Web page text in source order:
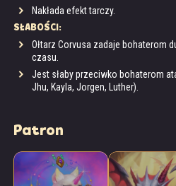
Nakłada efekt tarczy.
SŁABOŚCI:
Ołtarz Corvusa zadaje bohaterom
czasu.
Jest słaby przeciwko bohaterom
Jhu, Kayla, Jorgen, Luther).
Patron